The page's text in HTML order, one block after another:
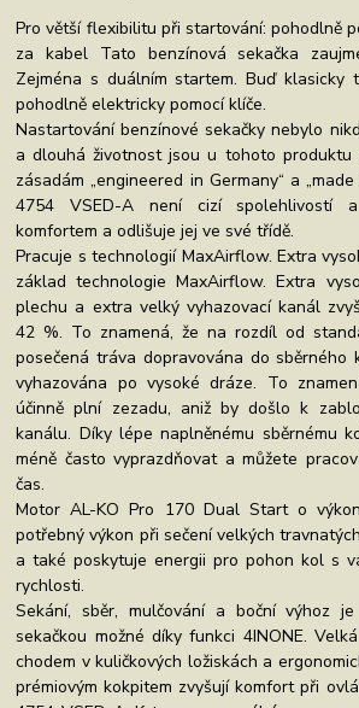
Pro větší flexibilitu při startování: pohodlně
za kabel Tato benzínová sekačka
Zejména s duálním startem. Buď klasicky
pohodlně elektricky pomocí klíče.
Nastartování benzínové sekačky nebylo
a dlouhá životnost jsou u tohoto produktu
zásadám „engineered in Germany“ a
4754 VSED-A není cizí spolehlivostí a
komfortem a odlišuje jej ve své třídě.
Pracuje s technologií MaxAirflow. Extra
základ technologie MaxAirflow. Extra
plechu a extra velký vyhazovací kanál
42 %. To znamená, že na rozdíl od
posečená tráva dopravována do sběrného
vyhazována po vysoké dráze. To
účinně plní zezadu, aniž by došlo k
kanálu. Díky lépe naplněnému sběrnému
méně často vyprazdňovat a můžete
čas.
Motor AL-KO Pro 170 Dual Start o
potřebný výkon při sečení velkých
a také poskytuje energii pro pohon kol s
rychlosti.
Sekání, sběr, mulčování a boční výhoz
sekačkou možné díky funkci 4INONE.
chodem v kuličkových ložiskách a
prémiovým kokpitem zvyšují komfort při